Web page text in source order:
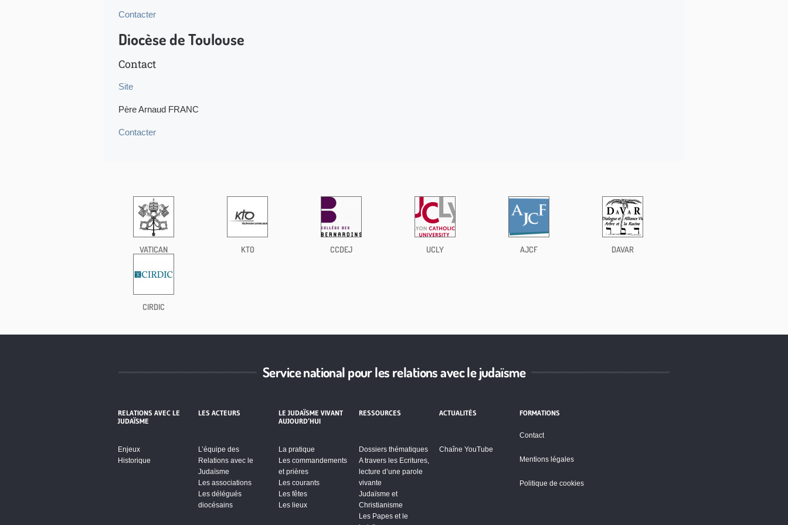
Contacter
Diocèse de Toulouse
Contact
Site
Père Arnaud FRANC
Contacter
VATICAN KTO CCDEJ UCLY AJCF DAVAR
CIRDIC
Service national pour les relations avec le judaïsme
RELATIONS AVEC LE
JUDAÏSME
Enjeux
Historique
LES ACTEURS
L’équipe des
Relations avec le
Judaïsme
Les associations
Les délégués
diocésains
LE JUDAÏSME VIVANT
AUJOURD’HUI
La pratique
Les commandements
et prières
Les courants
Les fêtes
Les lieux
RESSOURCES
Dossiers thématiques
A travers les Ecritures,
lecture d’une parole
vivante
Judaïsme et
Christianisme
Les Papes et le
ACTUALITÉS
Chaîne YouTube
FORMATIONS
Contact
Mentions légales
Politique de cookies